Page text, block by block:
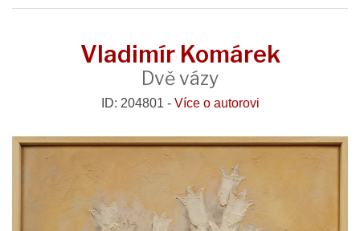
Vladimír Komárek
Dvě vázy
ID: 204801 - Více o autorovi